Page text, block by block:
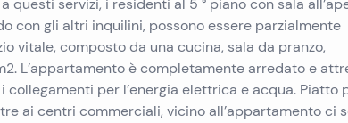
servizi, i residenti al 5 ° piano con sala
con gli altri inquilini, possono essere parzialmente
vitale, composto da una cucina, sala da pranzo,
L’appartamento è completamente arredato e
per l’energia elettrica e acqua. Piatto
ai centri commerciali, vicino all’appartamento ci